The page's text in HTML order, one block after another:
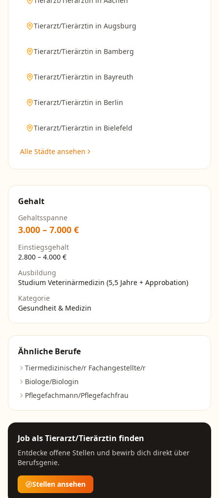
Tierarzt/Tierärztin in Augsburg
Tierarzt/Tierärztin in Bamberg
Tierarzt/Tierärztin in Bayreuth
Tierarzt/Tierärztin in Berlin
Tierarzt/Tierärztin in Bielefeld
Alle Städte ansehen
Gehalt
Gehaltsspanne
3.000 – 7.000 €
Einstiegsgehalt
2.800 – 4.000 €
Ausbildung
Studium Veterinärmedizin (5,5 Jahre + Approbation)
Kategorie
Gesundheit & Medizin
Ähnliche Berufe
Tiermedizinische/r Fachangestellte/r
Biologe/Biologin
Pflegefachmann/Pflegefachfrau
Job alsTierarzt/Tierärztin finden
Entdecke offene Stellen und bewirb dich direkt über
Berufsgenie.
Stellen ansehen